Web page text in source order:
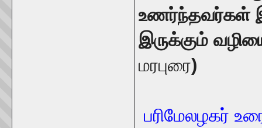
உணர்ந்தவர்கள்
இருக்கும்
மரபுரை)
பரிமேலழகர்